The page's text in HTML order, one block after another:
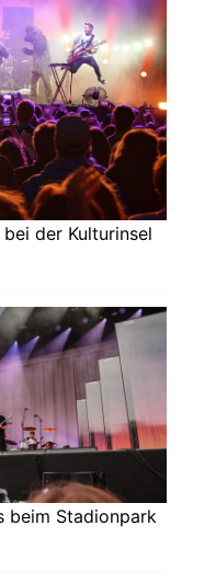
der Kulturinsel
beim Stadionpark